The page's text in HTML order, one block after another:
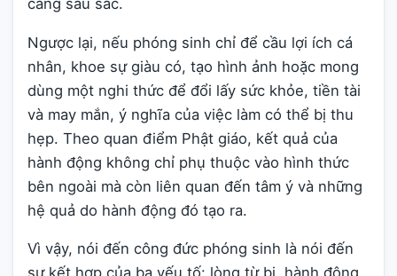
Ngược lại, nếu phóng sinh chỉ để cầu lợi ích cá
nhân, khoe sự giàu có, tạo hình ảnh hoặc mong
dùng một nghi thức để đổi lấy sức khỏe, tiền tài
và may mắn, ý nghĩa của việc làm có thể bị thu
hẹp. Theo quan điểm Phật giáo, kết quả của
hành động không chỉ phụ thuộc vào hình thức
bên ngoài mà còn liên quan đến tâm ý và những
hệ quả do hành động đó tạo ra.
Vì vậy, nói đến công đức phóng sinh là nói đến